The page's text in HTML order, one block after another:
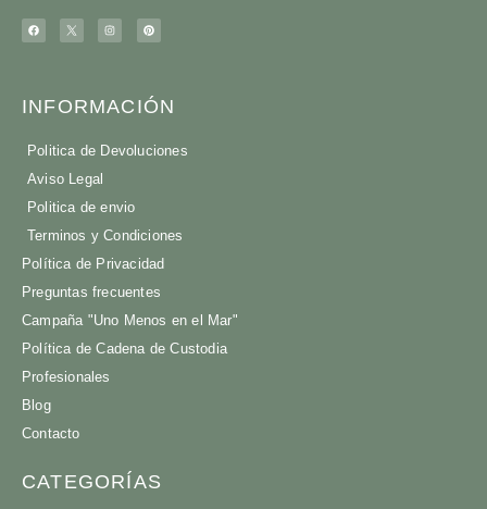
INFORMACIÓN
Politica de Devoluciones
Aviso Legal
Politica de envio
Terminos y Condiciones
Política de Privacidad
Preguntas frecuentes
Campaña "Uno Menos en el Mar"
Política de Cadena de Custodia
Profesionales
Blog
Contacto
CATEGORÍAS